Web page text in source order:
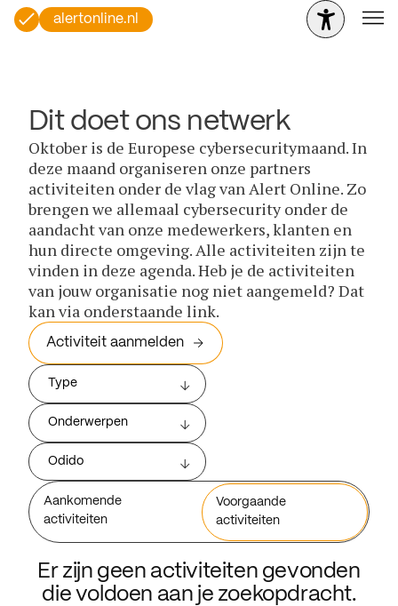
alertonline.nl
Dit doet ons netwerk
Oktober is de Europese cybersecuritymaand. In
deze maand organiseren onze partners
activiteiten onder de vlag van Alert Online. Zo
brengen we allemaal cybersecurity onder de
aandacht van onze medewerkers, klanten en
hun directe omgeving. Alle activiteiten zijn te
vinden in deze agenda. Heb je de activiteiten
van jouw organisatie nog niet aangemeld? Dat
kan via onderstaande link.
Activiteit aanmelden
Type
Onderwerpen
Odido
Aankomende
activiteiten
Voorgaande
activiteiten
Er zijn geen activiteiten gevonden
die voldoen aan je zoekopdracht.